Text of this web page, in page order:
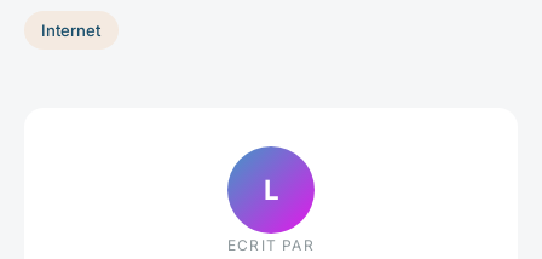
Internet
L
ECRIT PAR